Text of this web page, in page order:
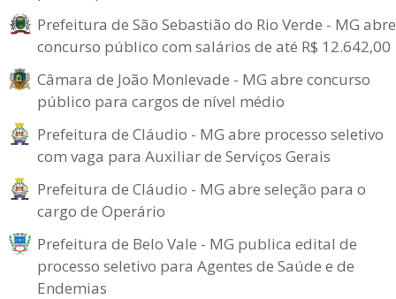
Prefeitura de São Sebastião do Rio Verde - MG abre
concurso público com salários de até R$ 12.642,00
Câmara de João Monlevade - MG abre concurso
público para cargos de nível médio
Prefeitura de Cláudio - MG abre processo seletivo
com vaga para Auxiliar de Serviços Gerais
Prefeitura de Cláudio - MG abre seleção para o
cargo de Operário
Prefeitura de Belo Vale - MG publica edital de
processo seletivo para Agentes de Saúde e de
Endemias